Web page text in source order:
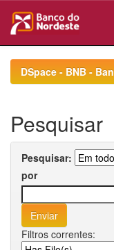
navigationDSpace - BNB -
Pesquisar
Pesquisar:
por
Filtros correntes: